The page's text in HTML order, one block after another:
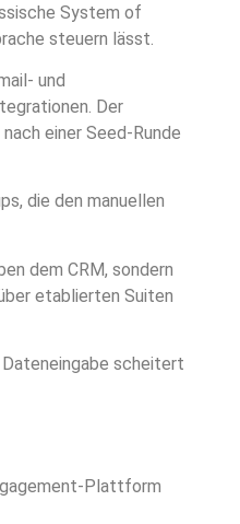
System of
steuern lässt.
und
Der
einer Seed-Runde
die den manuellen
dem CRM, sondern
etablierten Suiten
Dateneingabe scheitert
Plattform